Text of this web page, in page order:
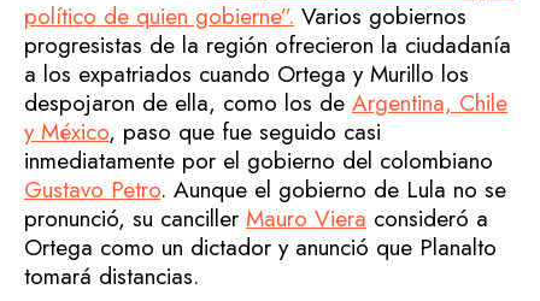
político de quien gobierne”. Varios gobiernos
progresistas de la región ofrecieron la ciudadanía
a los expatriados cuando Ortega y Murillo los
despojaron de ella, como los de Argentina, Chile
y México, paso que fue seguido casi
inmediatamente por el gobierno del colombiano
Gustavo Petro. Aunque el gobierno de Lula no se
pronunció, su canciller Mauro Viera consideró a
Ortega como un dictador y anunció que Planalto
tomará distancias.